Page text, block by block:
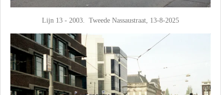
Lijn 13 - 2003. Tweede Nassaustraat, 13-8-2025